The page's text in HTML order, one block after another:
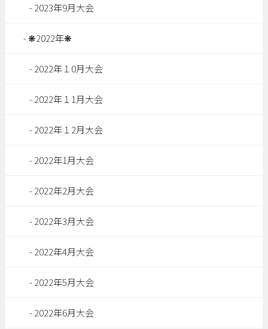
2023年9月大会
❋2022年❋
2022年１0月大会
2022年１1月大会
2022年１2月大会
2022年1月大会
2022年2月大会
2022年3月大会
2022年4月大会
2022年5月大会
2022年6月大会